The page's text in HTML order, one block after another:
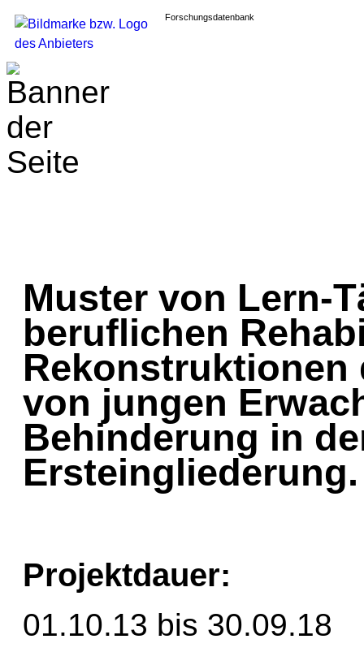
Forschungsdatenbank
Muster von Lern-
beruflichen
von jungen
Behinderung in
Ersteingliederung.
Projektdauer:
01.10.13 bis 30.09.18